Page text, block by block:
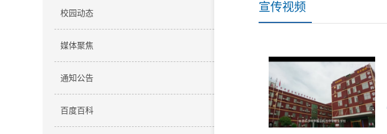
校园动态
媒体聚焦
通知公告
百度百科
宣传视频